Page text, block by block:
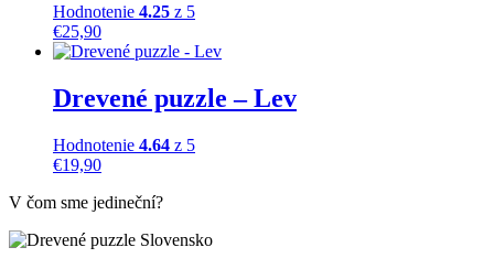
Hodnotenie 4.25 z 5
€25,90
Drevené puzzle – Lev
Hodnotenie 4.64 z 5
€19,90
V čom sme jedineční?